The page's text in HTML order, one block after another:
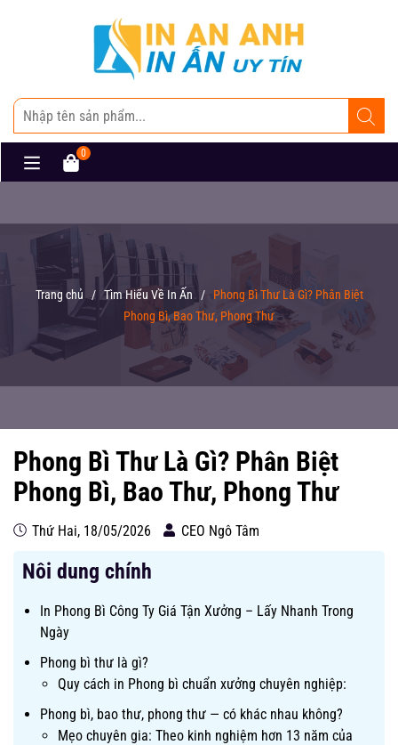
0
Trang chủ / Tìm Hiểu Về In Ấn /
Phong Bì Thư Là Gì? Phân Biệt
Phong Bì, Bao Thư, Phong Thư
Phong Bì Thư Là Gì? Phân Biệt
Phong Bì, Bao Thư, Phong Thư
Thứ Hai, 18/05/2026 CEO Ngô Tâm
Nôi dung chính
In Phong Bì Công Ty Giá Tận Xưởng – Lấy Nhanh Trong
Ngày
Phong bì thư là gì?
Quy cách in Phong bì chuẩn xưởng chuyên nghiệp:
Phong bì, bao thư, phong thư — có khác nhau không?
Mẹo chuyên gia: Theo kinh nghiệm hơn 13 năm của